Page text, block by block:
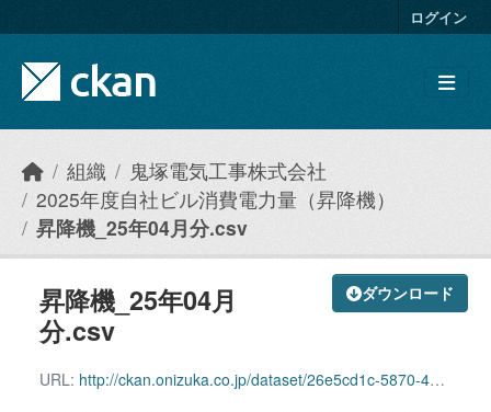
ログイン
組織
鬼塚電気工事株式会社
2025年度自社ビル消費電力量（昇降機）
昇降機_25年04月分.csv
ダウンロード
昇降機_25年04月
分.csv
URL: http://ckan.onizuka.co.jp/dataset/26e5cd1c-5870-44fd-af7b-6907350a10c0/resource/8b4a5d49-d619-43b1-9366-02aa770d73a0/download/elevator_2504.csv